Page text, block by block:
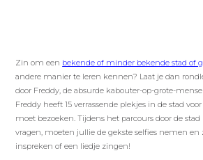
Zin om een bekende of minder bekende stad of
andere manier te leren kennen? Laat je dan
door Freddy, de absurde kabouter-op-grote-
Freddy heeft 15 verrassende plekjes in de stad
moet bezoeken. Tijdens het parcours door de
vragen, moeten jullie de gekste selfies nemen en
inspreken of een liedje zingen!